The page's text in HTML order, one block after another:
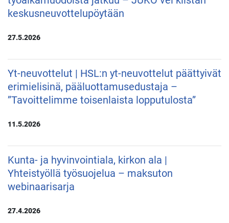
keskusneuvottelupöytään
27.5.2026
Yt-neuvottelut | HSL:n yt-neuvottelut päättyivät
erimielisinä, pääluottamusedustaja –
”Tavoittelimme toisenlaista lopputulosta”
11.5.2026
Kunta- ja hyvinvointiala, kirkon ala |
Yhteistyöllä työsuojelua – maksuton
webinaarisarja
27.4.2026